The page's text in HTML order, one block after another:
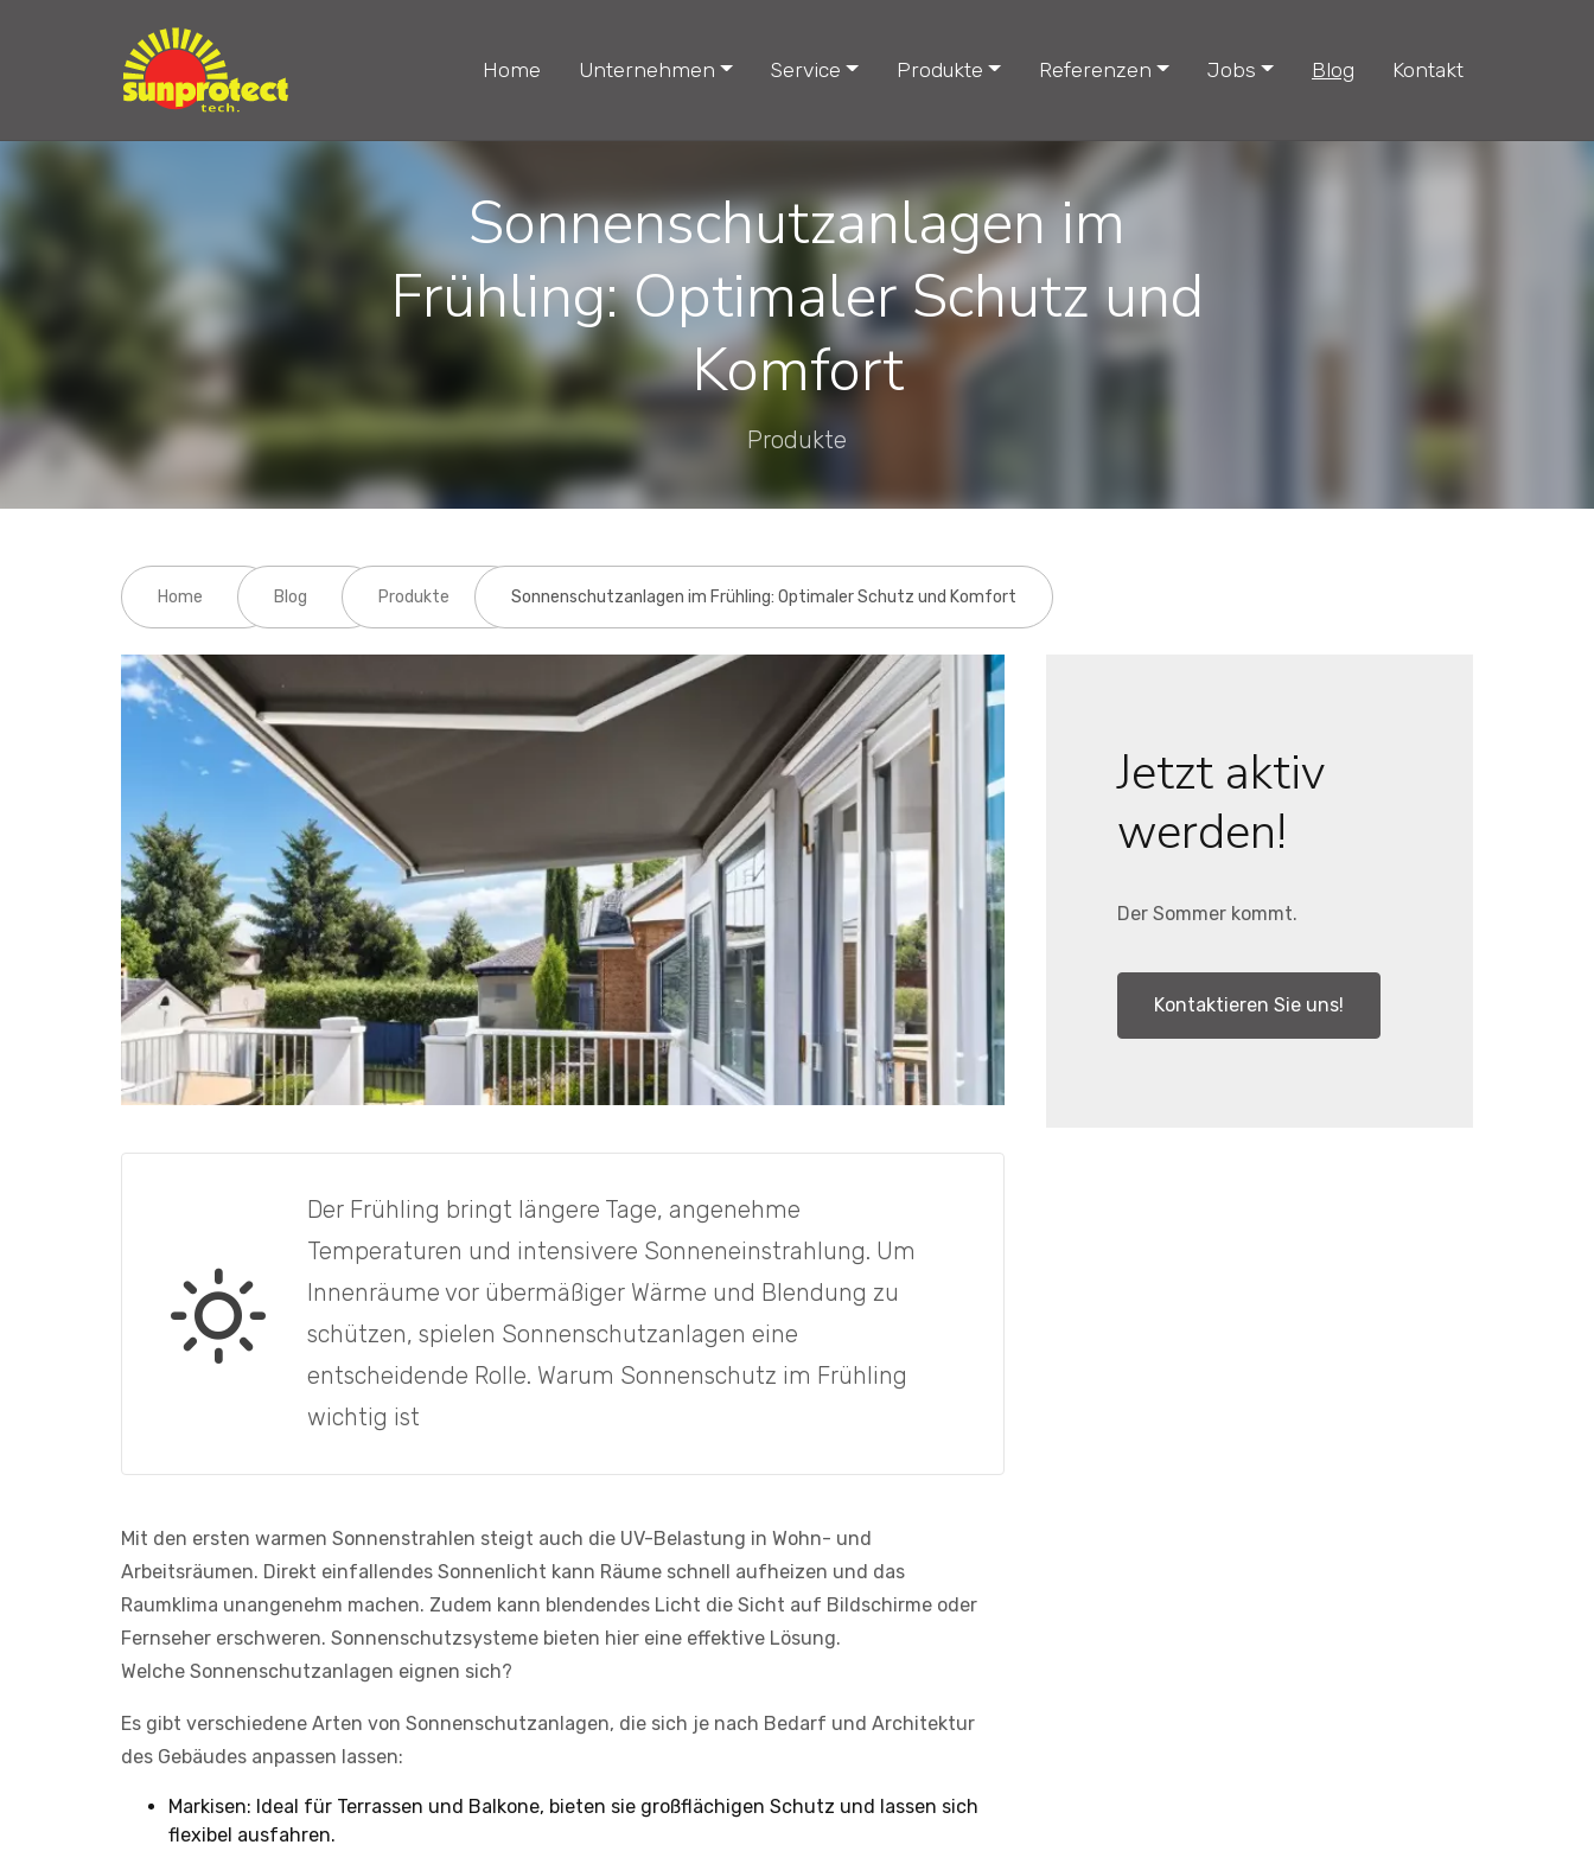
Home Unternehmen Service Produkte Referenzen Jobs Blog Kontakt
Sonnenschutzanlagen im
Frühling: Optimaler Schutz und
Komfort
Produkte
Home Blog Produkte Sonnenschutzanlagen im Frühling: Optimaler Schutz und Komfort
Der Frühling bringt längere Tage, angenehme
Temperaturen und intensivere Sonneneinstrahlung. Um
Innenräume vor übermäßiger Wärme und Blendung zu
schützen, spielen Sonnenschutzanlagen eine
entscheidende Rolle. Warum Sonnenschutz im Frühling
wichtig ist
Mit den ersten warmen Sonnenstrahlen steigt auch die UV-Belastung in Wohn- und
Arbeitsräumen. Direkt einfallendes Sonnenlicht kann Räume schnell aufheizen und das
Raumklima unangenehm machen. Zudem kann blendendes Licht die Sicht auf Bildschirme oder
Fernseher erschweren. Sonnenschutzsysteme bieten hier eine effektive Lösung.
Welche Sonnenschutzanlagen eignen sich?
Es gibt verschiedene Arten von Sonnenschutzanlagen, die sich je nach Bedarf und Architektur
des Gebäudes anpassen lassen:
Markisen: Ideal für Terrassen und Balkone, bieten sie großflächigen Schutz und lassen sich
flexibel ausfahren.
Jetzt aktiv
werden!
Der Sommer kommt.
Kontaktieren Sie uns!